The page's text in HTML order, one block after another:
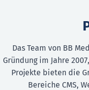
Das Team von BB
Gründung im Jahre
Projekte bieten die
Bereiche CMS,